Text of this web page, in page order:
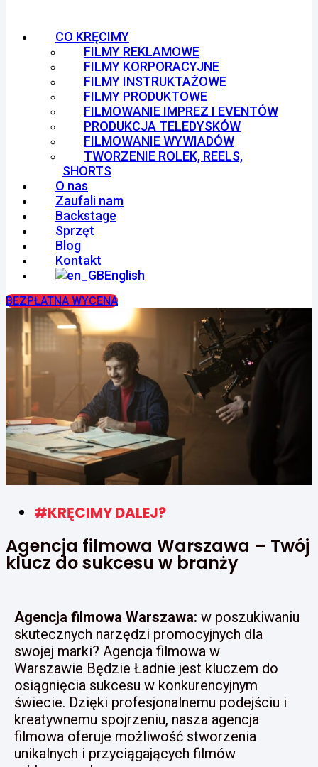
CO KRĘCIMY
FILMY REKLAMOWE
FILMY KORPORACYJNE
FILMY INSTRUKTAŻOWE
FILMY PRODUKTOWE
FILMOWANIE IMPREZ I EVENTÓW
PRODUKCJA TELEDYSKÓW
FILMOWANIE WYWIADÓW
TWORZENIE ROLEK, REELS,
SHORTS
O nas
Zaufali nam
Backstage
Sprzęt
Blog
Kontakt
English
BEZPŁATNA WYCENA
#KRĘCIMY DALEJ?
Agencja filmowa Warszawa – Twój
klucz do sukcesu w branży
Agencja filmowa Warszawa: w poszukiwaniu
skutecznych narzędzi promocyjnych dla
swojej marki? Agencja filmowa w
Warszawie Będzie Ładnie jest kluczem do
osiągnięcia sukcesu w konkurencyjnym
świecie. Dzięki profesjonalnemu podejściu i
kreatywnemu spojrzeniu, nasza agencja
filmowa oferuje możliwość stworzenia
unikalnych i przyciągających filmów